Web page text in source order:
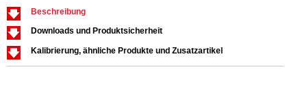
Beschreibung
Downloads und Produktsicherheit
Kalibrierung, ähnliche Produkte und Zusatzartikel